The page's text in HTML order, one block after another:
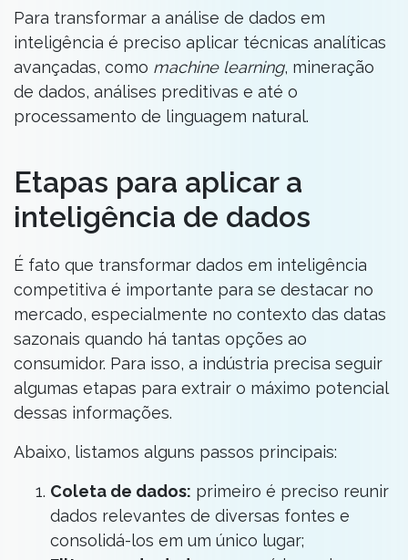
Para transformar a análise de dados em
inteligência é preciso aplicar técnicas analíticas
avançadas, como machine learning, mineração
de dados, análises preditivas e até o
processamento de linguagem natural.
Etapas para aplicar a
inteligência de dados
É fato que transformar dados em inteligência
competitiva é importante para se destacar no
mercado, especialmente no contexto das datas
sazonais quando há tantas opções ao
consumidor. Para isso, a indústria precisa seguir
algumas etapas para extrair o máximo potencial
dessas informações.
Abaixo, listamos alguns passos principais:
Coleta de dados: primeiro é preciso reunir
dados relevantes de diversas fontes e
consolidá-los em um único lugar;